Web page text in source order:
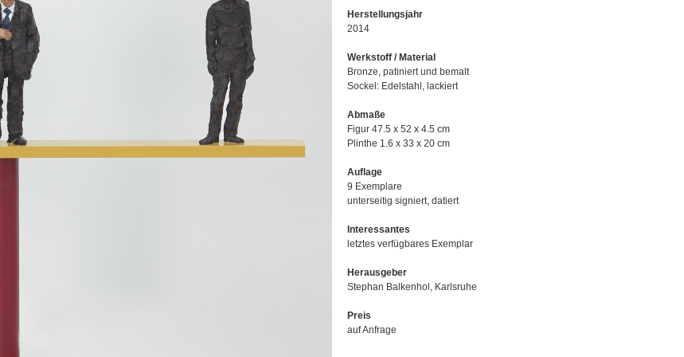
Herstellungsjahr
2014
Werkstoff / Material
Bronze, patiniert und bemalt
Sockel: Edelstahl, lackiert
Abmaße
Figur 47.5 x 52 x 4.5 cm
Plinthe 1.6 x 33 x 20 cm
Auflage
9 Exemplare
unterseitig signiert, datiert
Interessantes
letztes verfügbares Exemplar
Herausgeber
Stephan Balkenhol, Karlsruhe
Preis
auf Anfrage